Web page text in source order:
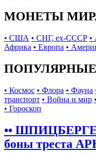
МОНЕТЫ
• США • СНГ, ex-СССР •
Африка • Европа •
• Космос • Флора • Фауна
транспорт • Война и мир
• Гороскоп
••
боны треста